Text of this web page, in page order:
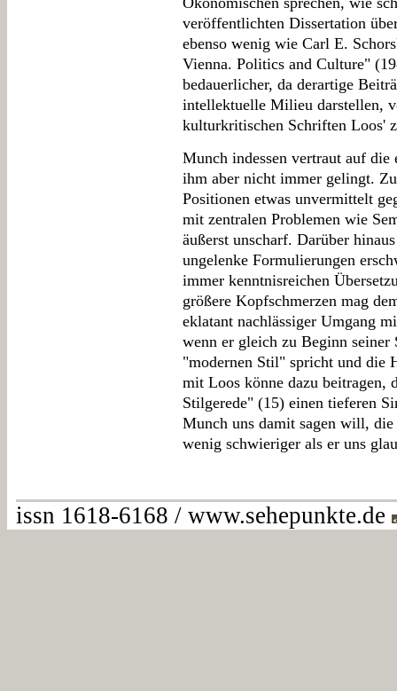
veröffentlichten Dissertation
ebenso wenig wie Carl E.
Vienna. Politics and Culture"
bedauerlicher, da derartige
intellektuelle Milieu darstellen,
kulturkritischen Schriften Loos'
Munch indessen vertraut auf die
ihm aber nicht immer gelingt.
Positionen etwas unvermittelt
mit zentralen Problemen wie
äußerst unscharf. Darüber
ungelenke Formulierungen
immer kenntnisreichen
größere Kopfschmerzen mag
eklatant nachlässiger Umgang
wenn er gleich zu Beginn seiner
"modernen Stil" spricht und die
mit Loos könne dazu beitragen,
Stilgerede" (15) einen tieferen
Munch uns damit sagen will,
wenig schwieriger als er uns
issn 1618-6168 / www.sehepunkte.de